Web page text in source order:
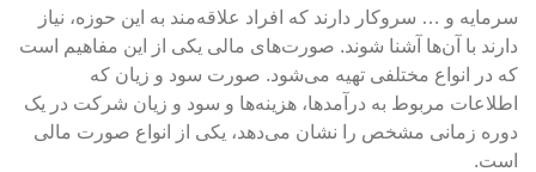
سرمایه و … سروکار دارند که افراد علاقه‌مند به این حوزه، نیاز
دارند با آن‌ها آشنا شوند. صورت‌های مالی یکی از این مفاهیم است
که در انواع مختلفی تهیه می‌شود. صورت سود و زیان که
اطلاعات مربوط به درآمدها، هزینه‌ها و سود و زیان شرکت در یک
دوره زمانی مشخص را نشان می‌دهد، یکی از انواع صورت مالی
است.